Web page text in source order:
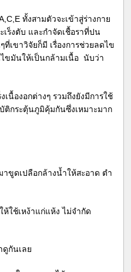
ทั้งสามตัวจะเข้าสู่ร่างกาย
ร็งตับ และกำจัดเชื้อราที่ปน
เขาวิจัยก็มี เรื่องการช่วยลดไข
ไขมันให้เป็นกล้ามเนื้อ นับว่า
นื้องอกต่างๆ รวมถึงยังมีการใช้
ติกระตุ้นภูมิคุ้มกันซึ่งเหมาะมาก
ขูดเปลือกล้างน้ำให้สะอาด ตำ
ให้ใช้เหง้าแก่แห้ง ไม่จำกัด
ดูกันเลย